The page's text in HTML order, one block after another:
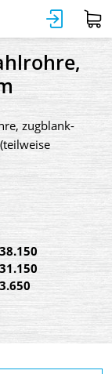
zugblank-
38.150
31.150
3.650